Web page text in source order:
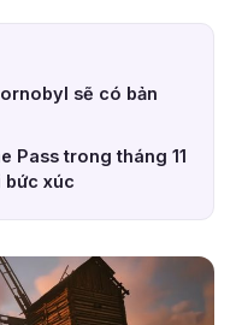
sẽ có bản
Pass trong tháng 11
bức xúc